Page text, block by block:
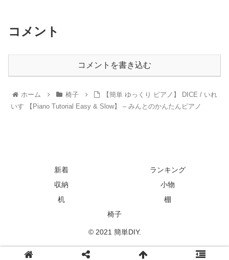
コメント
コメントを書き込む
ホーム 椅子
【簡単 ゆっくり ピアノ】 DICE / いれ
いす 【Piano Tutorial Easy & Slow】 – みんとのかんたんピアノ
新着
ランキング
収納
小物
机
棚
椅子
© 2021 簡単DIY.